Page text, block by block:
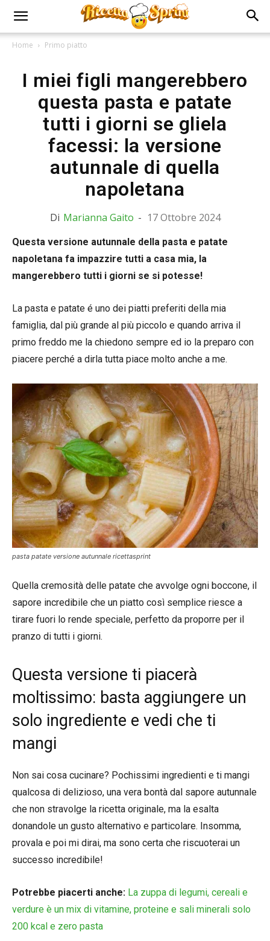
Home Primo piatto
I miei figli mangerebbero
questa pasta e patate
tutti i giorni se gliela
facessi: la versione
autunnale di quella
napoletana
Di Marianna Gaito - 17 Ottobre 2024
Questa versione autunnale della pasta e patate
napoletana fa impazzire tutti a casa mia, la
mangerebbero tutti i giorni se si potesse!
La pasta e patate é uno dei piatti preferiti della mia
famiglia, dal più grande al più piccolo e quando arriva il
primo freddo me la chiedono sempre ed io la preparo con
piacere perché a dirla tutta piace molto anche a me.
pasta patate versione autunnale ricettasprint
Quella cremosità delle patate che avvolge ogni boccone, il
sapore incredibile che un piatto così semplice riesce a
tirare fuori lo rende speciale, perfetto da proporre per il
pranzo di tutti i giorni.
Questa versione ti piacerà
moltissimo: basta aggiungere un
solo ingrediente e vedi che ti
mangi
Non sai cosa cucinare? Pochissimi ingredienti e ti mangi
qualcosa di delizioso, una vera bontà dal sapore autunnale
che non stravolge la ricetta originale, ma la esalta
donandole un gusto alternativo e particolare. Insomma,
provala e poi mi dirai, ma sono certa che riscuoterai un
successo incredibile!
Potrebbe piacerti anche: La zuppa di legumi, cereali e
verdure è un mix di vitamine, proteine e sali minerali solo
200 kcal e zero pasta